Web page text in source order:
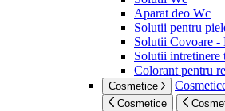
Aparat deo Wc
Solutii pentru
Solutii Covoare -
Solutii intretinere
Colorant pentru
Cosmetice
Cosmetice